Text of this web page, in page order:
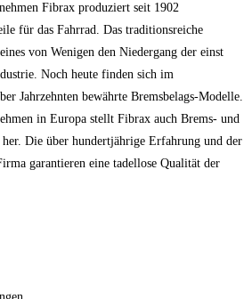
Fibrax produziert seit 1902
für das Fahrrad. Das traditionsreiche
von Wenigen den Niedergang der einst
Noch heute finden sich im
Jahrzehnten bewährte Bremsbelags-Modelle.
in Europa stellt Fibrax auch Brems- und
Die über hundertjährige Erfahrung und der
garantieren eine tadellose Qualität der